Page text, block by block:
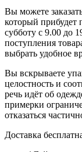
Вы можете
который прибудет
субботу с 9.00 до
поступления
выбрать удобное
Вы вскрываете
целостность и
речь идёт об
примерки
отказаться
Доставка